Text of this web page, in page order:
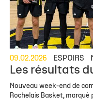
09.02.2026 ESPOIRS
Les résultats
Nouveau week-end de
Rochelais Basket, marqué